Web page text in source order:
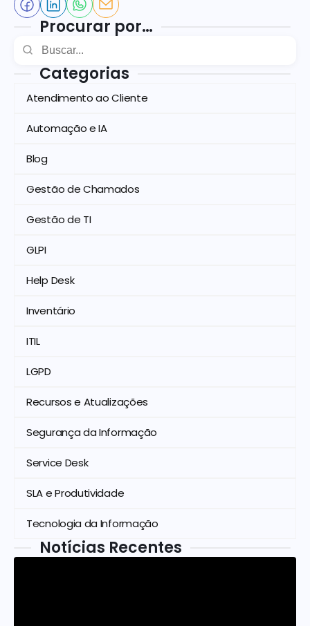
Procurar por…
Categorias
Atendimento ao Cliente
Automação e IA
Blog
Gestão de Chamados
Gestão de TI
GLPI
Help Desk
Inventário
ITIL
LGPD
Recursos e Atualizações
Segurança da Informação
Service Desk
SLA e Produtividade
Tecnologia da Informação
Notícias Recentes